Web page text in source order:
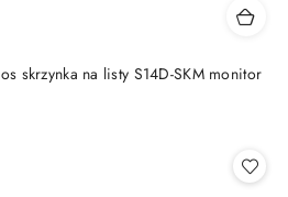
skrzynka na listy S14D-SKM monitor